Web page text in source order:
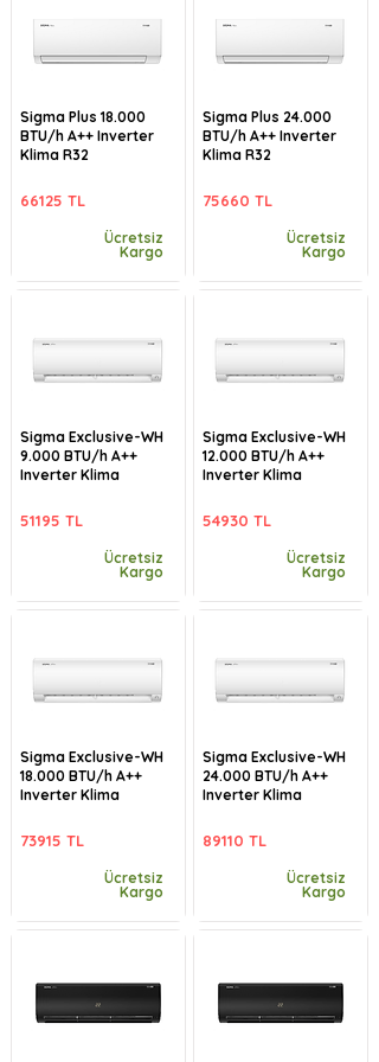
Sigma Plus 18.000
BTU/h A++ Inverter
Klima R32
66125 TL
Ücretsiz
Kargo
Sigma Exclusive-WH
9.000 BTU/h A++
Inverter Klima
51195 TL
Ücretsiz
Kargo
Sigma Exclusive-WH
18.000 BTU/h A++
Inverter Klima
73915 TL
Ücretsiz
Kargo
Sigma Plus 24.000
BTU/h A++ Inverter
Klima R32
75660 TL
Ücretsiz
Kargo
Sigma Exclusive-WH
12.000 BTU/h A++
Inverter Klima
54930 TL
Ücretsiz
Kargo
Sigma Exclusive-WH
24.000 BTU/h A++
Inverter Klima
89110 TL
Ücretsiz
Kargo